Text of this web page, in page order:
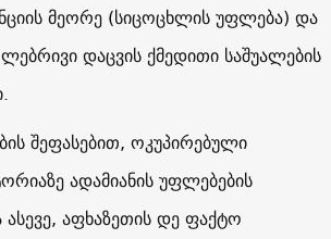
მეორე (სიცოცხლის უფლება) და
დაცვის ქმედითი საშუალების
შეფასებით, ოკუპირებული
ადამიანის უფლებების
აფხაზეთის დე ფაქტო